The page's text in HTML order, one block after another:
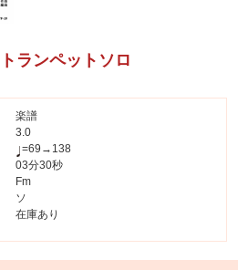
トランペットソロ
楽譜
3.0
=69→138
03分30秒
Fm
ソ
在庫あり